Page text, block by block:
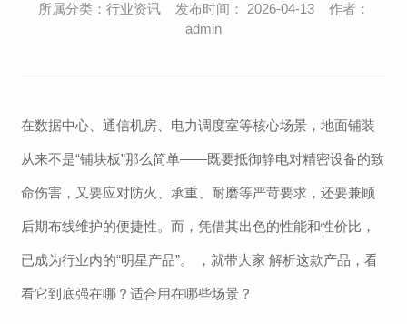
所属分类：行业资讯 发布时间： 2026-04-13 作者：
admin
在数据中心、通信机房、电力调度室等核心场景，地面铺装
从来不是“铺块板”那么简单——既要抵御静电对精密设备的致
命伤害，又要应对防火、承重、耐磨等严苛要求，还要兼顾
后期布线维护的便捷性。而 ，凭借其出色的性能和性价比，
已成为行业内的“明星产品”。 ，就带大家 解析这款产品，看
看它到底强在哪？适合用在哪些场景？